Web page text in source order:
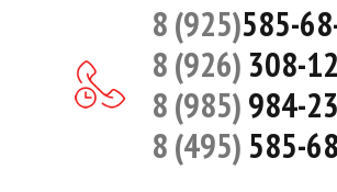
8 (925)585-
8 (926) 308-
8 (985)984-
8 (495)585-